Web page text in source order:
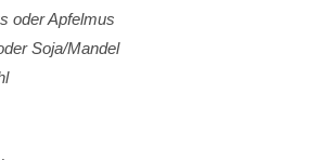
oder Apfelmus
Soja/Mandel